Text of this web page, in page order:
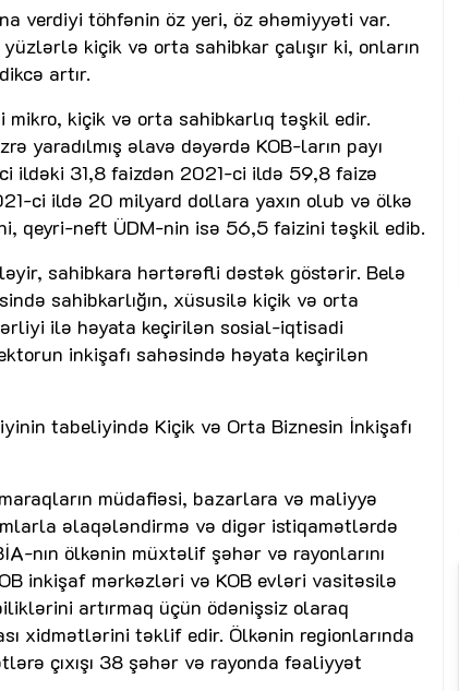
verdiyi töhfənin öz yeri, öz əhəmiyyəti var.
kiçik və orta sahibkar çalışır ki, onların
artır.
kiçik və orta sahibkarlıq təşkil edir.
əlavə dəyərdə KOB-ların payı
ildəki 31,8 faizdən 2021-ci ildə 59,8 faizə
ci ildə 20 milyard dollara yaxın olub və ölkə
qeyri-neft ÜDM-nin isə 56,5 faizini təşkil edib.
sahibkara hərtərəfli dəstək göstərir. Belə
sahibkarlığın, xüsusilə kiçik və orta
ilə həyata keçirilən sosial-iqtisadi
inkişafı sahəsində həyata keçirilən
tabeliyində Kiçik və Orta Biznesin İnkişafı
müdafiəsi, bazarlara və maliyyə
əlaqələndirmə və digər istiqamətlərdə
nın ölkənin müxtəlif şəhər və rayonlarını
inkişaf mərkəzləri və KOB evləri vasitəsilə
artırmaq üçün ödənişsiz olaraq
xidmətlərini təklif edir. Ölkənin regionlarında
çıxışı 38 şəhər və rayonda fəaliyyət